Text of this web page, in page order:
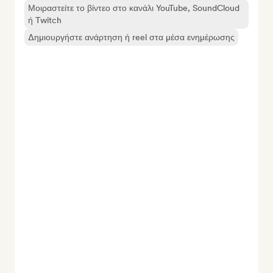
Μοιραστείτε το βίντεο στο κανάλι YouTube, SoundCloud
ή Twitch
Δημιουργήστε ανάρτηση ή reel στα μέσα ενημέρωσης